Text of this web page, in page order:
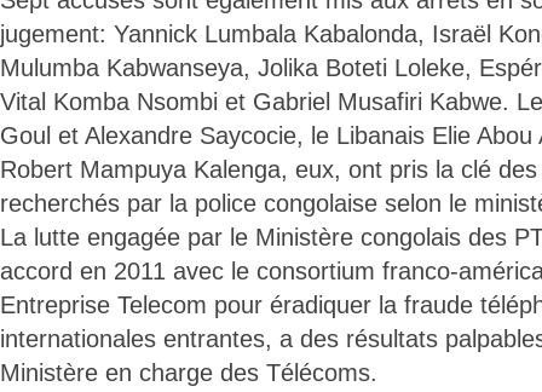
jugement: Yannick Lumbala Kabalonda, Israël
Mulumba Kabwanseya, Jolika Boteti Loleke,
Vital Komba Nsombi et Gabriel Musafiri Kabwe.
Goul et Alexandre Saycocie, le Libanais Elie
Robert Mampuya Kalenga, eux, ont pris la clé
recherchés par la police congolaise selon le
La lutte engagée par le Ministère congolais des
accord en 2011 avec le consortium franco-
Entreprise Telecom pour éradiquer la fraude
internationales entrantes, a des résultats
Ministère en charge des Télécoms.